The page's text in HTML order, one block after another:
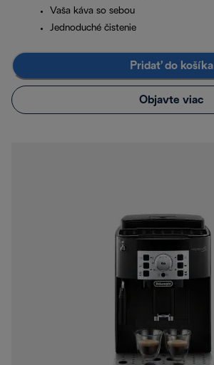
Vaša káva so sebou
Jednoduché čistenie
Pridať do košíka
Objavte viac